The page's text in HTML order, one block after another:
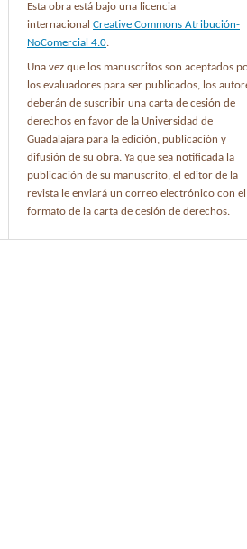
Esta obra está bajo una licencia
internacional Creative Commons Atribución-
NoComercial 4.0.
Una vez que los manuscritos son aceptados
los evaluadores para ser publicados, los
deberán de suscribir una carta de cesión de
derechos en favor de la Universidad de
Guadalajara para la edición, publicación y
difusión de su obra. Ya que sea notificada la
publicación de su manuscrito, el editor de la
revista le enviará un correo electrónico con el
formato de la carta de cesión de derechos.